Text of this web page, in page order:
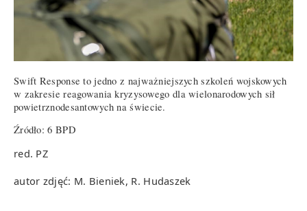
Swift Response to jedno z najważniejszych szkoleń wojskowych
w zakresie reagowania kryzysowego dla wielonarodowych sił
powietrznodesantowych na świecie.
Źródło: 6 BPD
red. PZ
autor zdjęć: M. Bieniek, R. Hudaszek